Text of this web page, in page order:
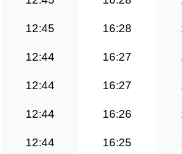
12:45 16:28
12:44 16:27
12:44 16:27
12:44 16:26
12:44 16:25